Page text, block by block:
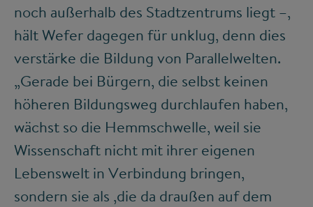
noch außerhalb des Stadtzentrums liegt –,
hält Wefer dagegen für unklug, denn dies
verstärke die Bildung von Parallelwelten.
„Gerade bei Bürgern, die selbst keinen
höheren Bildungsweg durchlaufen haben,
wächst so die Hemmschwelle, weil sie
Wissenschaft nicht mit ihrer eigenen
Lebenswelt in Verbindung bringen,
sondern sie als ‚die da draußen auf dem